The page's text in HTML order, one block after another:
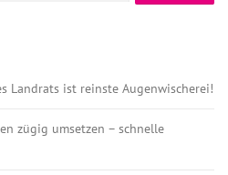
Landrats ist reinste Augenwischerei!
zügig umsetzen – schnelle